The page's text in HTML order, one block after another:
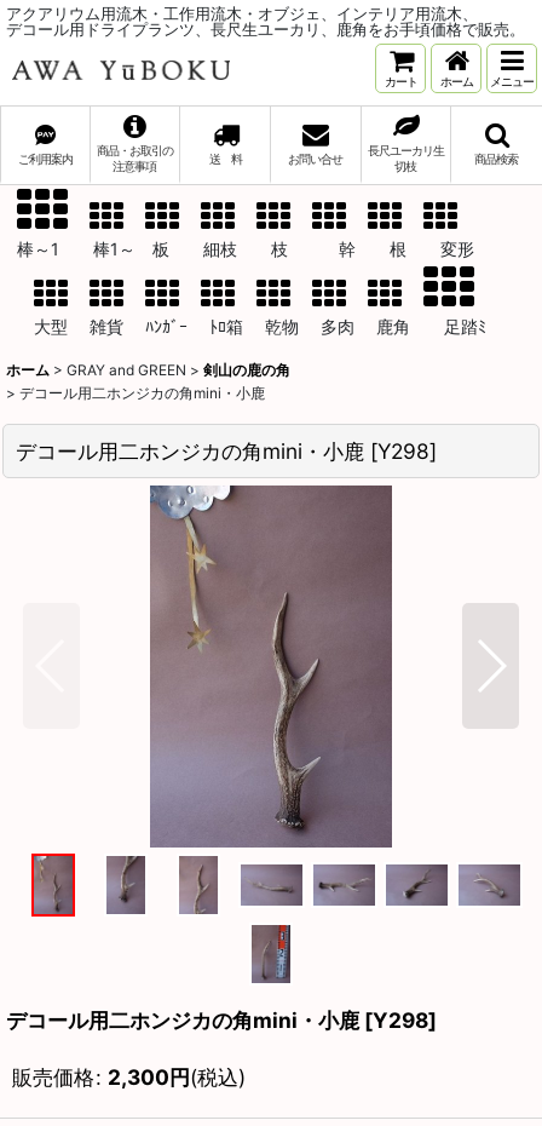
アクアリウム用流木・工作用流木・オブジェ、インテリア用流木、
デコール用ドライプランツ、長尺生ユーカリ、鹿角をお手頃価格で販売。
カート ホーム メニュー
ご利用案内
商品・お取引の
注意事項
送 料 お問い合せ
長尺ユーカリ生
切枝
商品検索
棒～1 棒1～ 板 細枝 枝 幹 根 変形
大型 雑貨 ﾊﾝｶﾞｰ ﾄﾛ箱 乾物 多肉 鹿角 足踏ﾐ
ホーム > GRAY and GREEN > 剣山の鹿の角
> デコール用二ホンジカの角mini・小鹿
デコール用二ホンジカの角mini・小鹿 [Y298]
デコール用二ホンジカの角mini・小鹿 [Y298]
販売価格: 2,300円(税込)